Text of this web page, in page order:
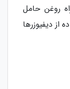
روغن حامل
از دیفیوزرها